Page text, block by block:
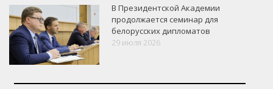
В Президентской Академии
продолжается семинар для
белорусских дипломатов
29 июля 2026